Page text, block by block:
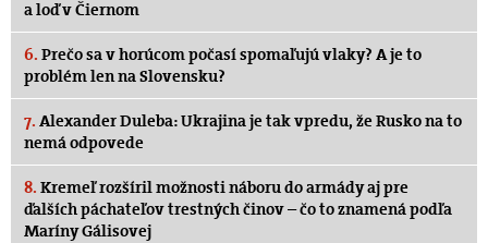
a loď v Čiernom
6. Prečo sa v horúcom počasí spomaľujú vlaky? A je to
problém len na Slovensku?
7. Alexander Duleba: Ukrajina je tak vpredu, že Rusko na to
nemá odpovede
8. Kremeľ rozšíril možnosti náboru do armády aj pre
ďalších páchateľov trestných činov – čo to znamená podľa
Maríny Gálisovej